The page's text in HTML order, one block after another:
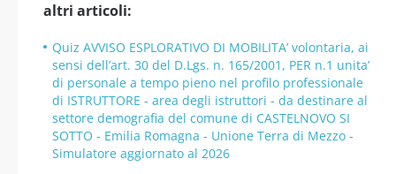
altri articoli:
Quiz AVVISO ESPLORATIVO DI MOBILITA’ volontaria, ai
sensi dell’art. 30 del D.Lgs. n. 165/2001, PER n.1 unita’
di personale a tempo pieno nel profilo professionale
di ISTRUTTORE - area degli istruttori - da destinare al
settore demografia del comune di CASTELNOVO SI
SOTTO - Emilia Romagna - Unione Terra di Mezzo -
Simulatore aggiornato al 2026